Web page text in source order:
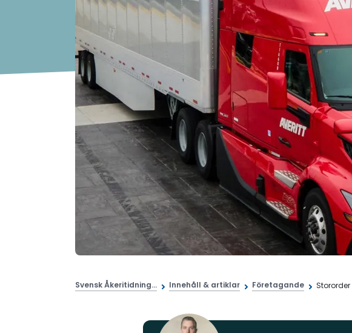
Svensk Åkeritidning... Innehåll & artiklar Företagande Stororder